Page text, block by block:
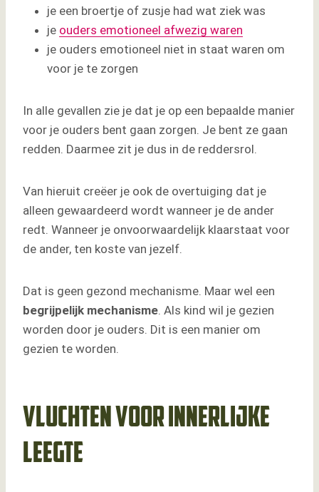
je een broertje of zusje had wat ziek was
je ouders emotioneel afwezig waren
je ouders emotioneel niet in staat waren om
voor je te zorgen
In alle gevallen zie je dat je op een bepaalde manier
voor je ouders bent gaan zorgen. Je bent ze gaan
redden. Daarmee zit je dus in de reddersrol.
Van hieruit creëer je ook de overtuiging dat je
alleen gewaardeerd wordt wanneer je de ander
redt. Wanneer je onvoorwaardelijk klaarstaat voor
de ander, ten koste van jezelf.
Dat is geen gezond mechanisme. Maar wel een
begrijpelijk mechanisme. Als kind wil je gezien
worden door je ouders. Dit is een manier om
gezien te worden.
Vluchten voor innerlijke
leegte